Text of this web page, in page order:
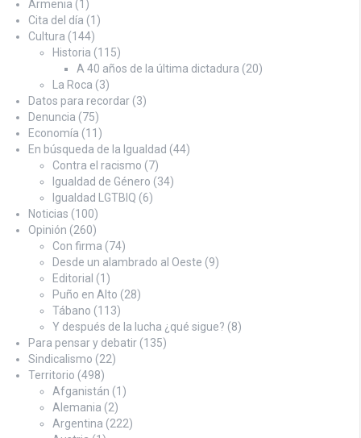
Armenia (1)
Cita del día (1)
Cultura (144)
Historia (115)
A 40 años de la última dictadura (20)
La Roca (3)
Datos para recordar (3)
Denuncia (75)
Economía (11)
En búsqueda de la Igualdad (44)
Contra el racismo (7)
Igualdad de Género (34)
Igualdad LGTBIQ (6)
Noticias (100)
Opinión (260)
Con firma (74)
Desde un alambrado al Oeste (9)
Editorial (1)
Puño en Alto (28)
Tábano (113)
Y después de la lucha ¿qué sigue? (8)
Para pensar y debatir (135)
Sindicalismo (22)
Territorio (498)
Afganistán (1)
Alemania (2)
Argentina (222)